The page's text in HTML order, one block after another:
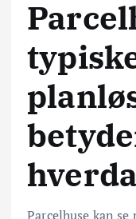
Parcelhuse kan